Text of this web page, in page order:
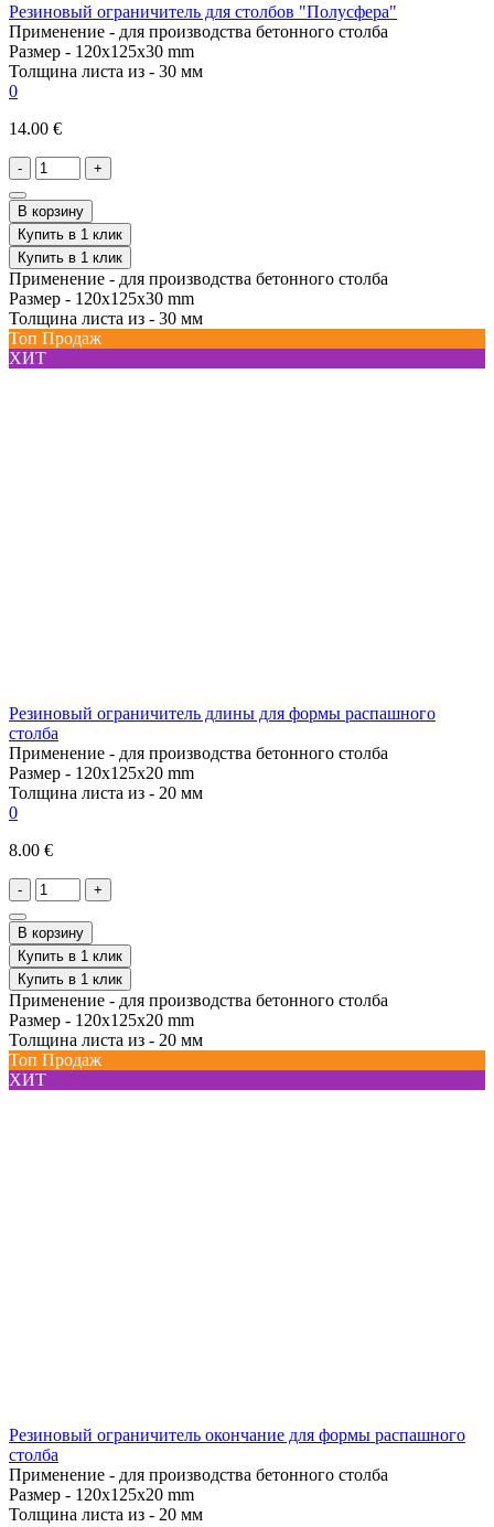
Резиновый ограничитель для столбов "Полусфера"
Применение - для производства бетонного столба
Размер - 120x125x30 mm
Толщина листа из - 30 мм
0
14.00 €
- +
В корзину
Купить в 1 клик
Купить в 1 клик
Применение - для производства бетонного столба
Размер - 120x125x30 mm
Толщина листа из - 30 мм
Топ Продаж
ХИТ
Резиновый ограничитель длины для формы распашного
столба
Применение - для производства бетонного столба
Размер - 120x125x20 mm
Толщина листа из - 20 мм
0
8.00 €
- +
В корзину
Купить в 1 клик
Купить в 1 клик
Применение - для производства бетонного столба
Размер - 120x125x20 mm
Толщина листа из - 20 мм
Топ Продаж
ХИТ
Резиновый ограничитель окончание для формы распашного
столба
Применение - для производства бетонного столба
Размер - 120x125x20 mm
Толщина листа из - 20 мм